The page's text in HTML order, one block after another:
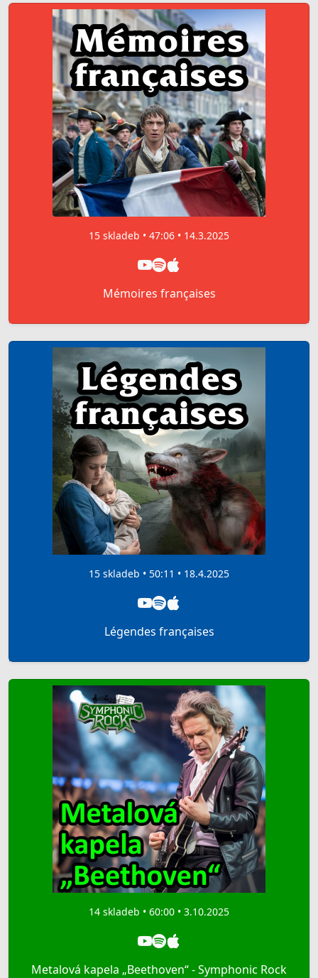
15 skladeb • 47:06 • 14.3.2025
Mémoires françaises
15 skladeb • 50:11 • 18.4.2025
Légendes françaises
14 skladeb • 60:00 • 3.10.2025
Metalová kapela „Beethoven“ - Symphonic Rock